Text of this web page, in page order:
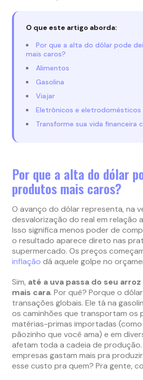
O que este artigo aborda:
Por que a alta do dólar pode
mais caros?
Alimentos
Gasolina
Viajar
Eletrônicos e eletrodomésticos
Transforme sua vida financeira
Por que a alta do dólar
produtos mais caros?
O avanço do dólar representa, na
desvalorização do real em relação
Isso significa menos poder de
o resultado aparece direto nas
supermercado. Os preços
inflação dá aquele golpe no
Sim, até a uva passa do seu
mais cara. Por quê? Porque o
transações globais. Ele tá na
os caminhões que transportam os
matérias-primas importadas
pãozinho que você ama) e em
afetam toda a cadeia de
empresas gastam mais pra
esse custo pra quem? Pra gente,